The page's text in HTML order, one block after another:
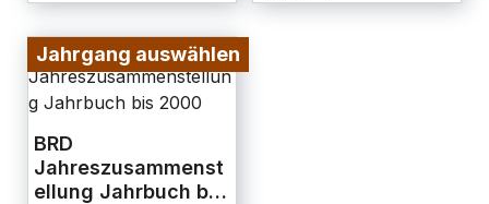
Jahrgang auswählen
BRD
Jahreszusammenst
ellung Jahrbuch bis